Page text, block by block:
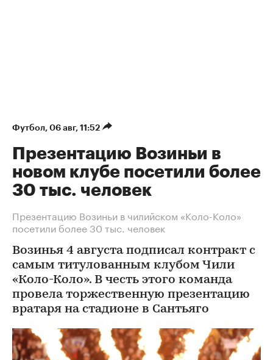
Футбол⁠, 06 авг, 11:52
Презентацию Возиньи в
новом клубе посетили более
30 тыс. человек
Презентацию Возиньи в чилийском «Коло-Коло»
посетили более 30 тыс. человек
Возинья 4 августа подписал контракт с
самым титулованным клубом Чили
«Коло-Коло». В честь этого команда
провела торжественную презентацию
вратаря на стадионе в Сантьяго